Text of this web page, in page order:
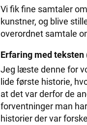
Vi fik fine samtaler
kunstner, og blive
overordnet samtale
Erfaring med teksten
Jeg læste denne for
lide første historie,
at det var derfor de
forventninger man
historier der var